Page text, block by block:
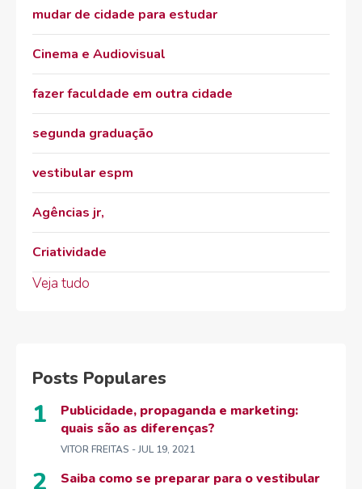
mudar de cidade para estudar
Cinema e Audiovisual
fazer faculdade em outra cidade
segunda graduação
vestibular espm
Agências jr,
Criatividade
Veja tudo
Posts Populares
Publicidade, propaganda e marketing:
quais são as diferenças?
VITOR FREITAS - JUL 19, 2021
Saiba como se preparar para o vestibular